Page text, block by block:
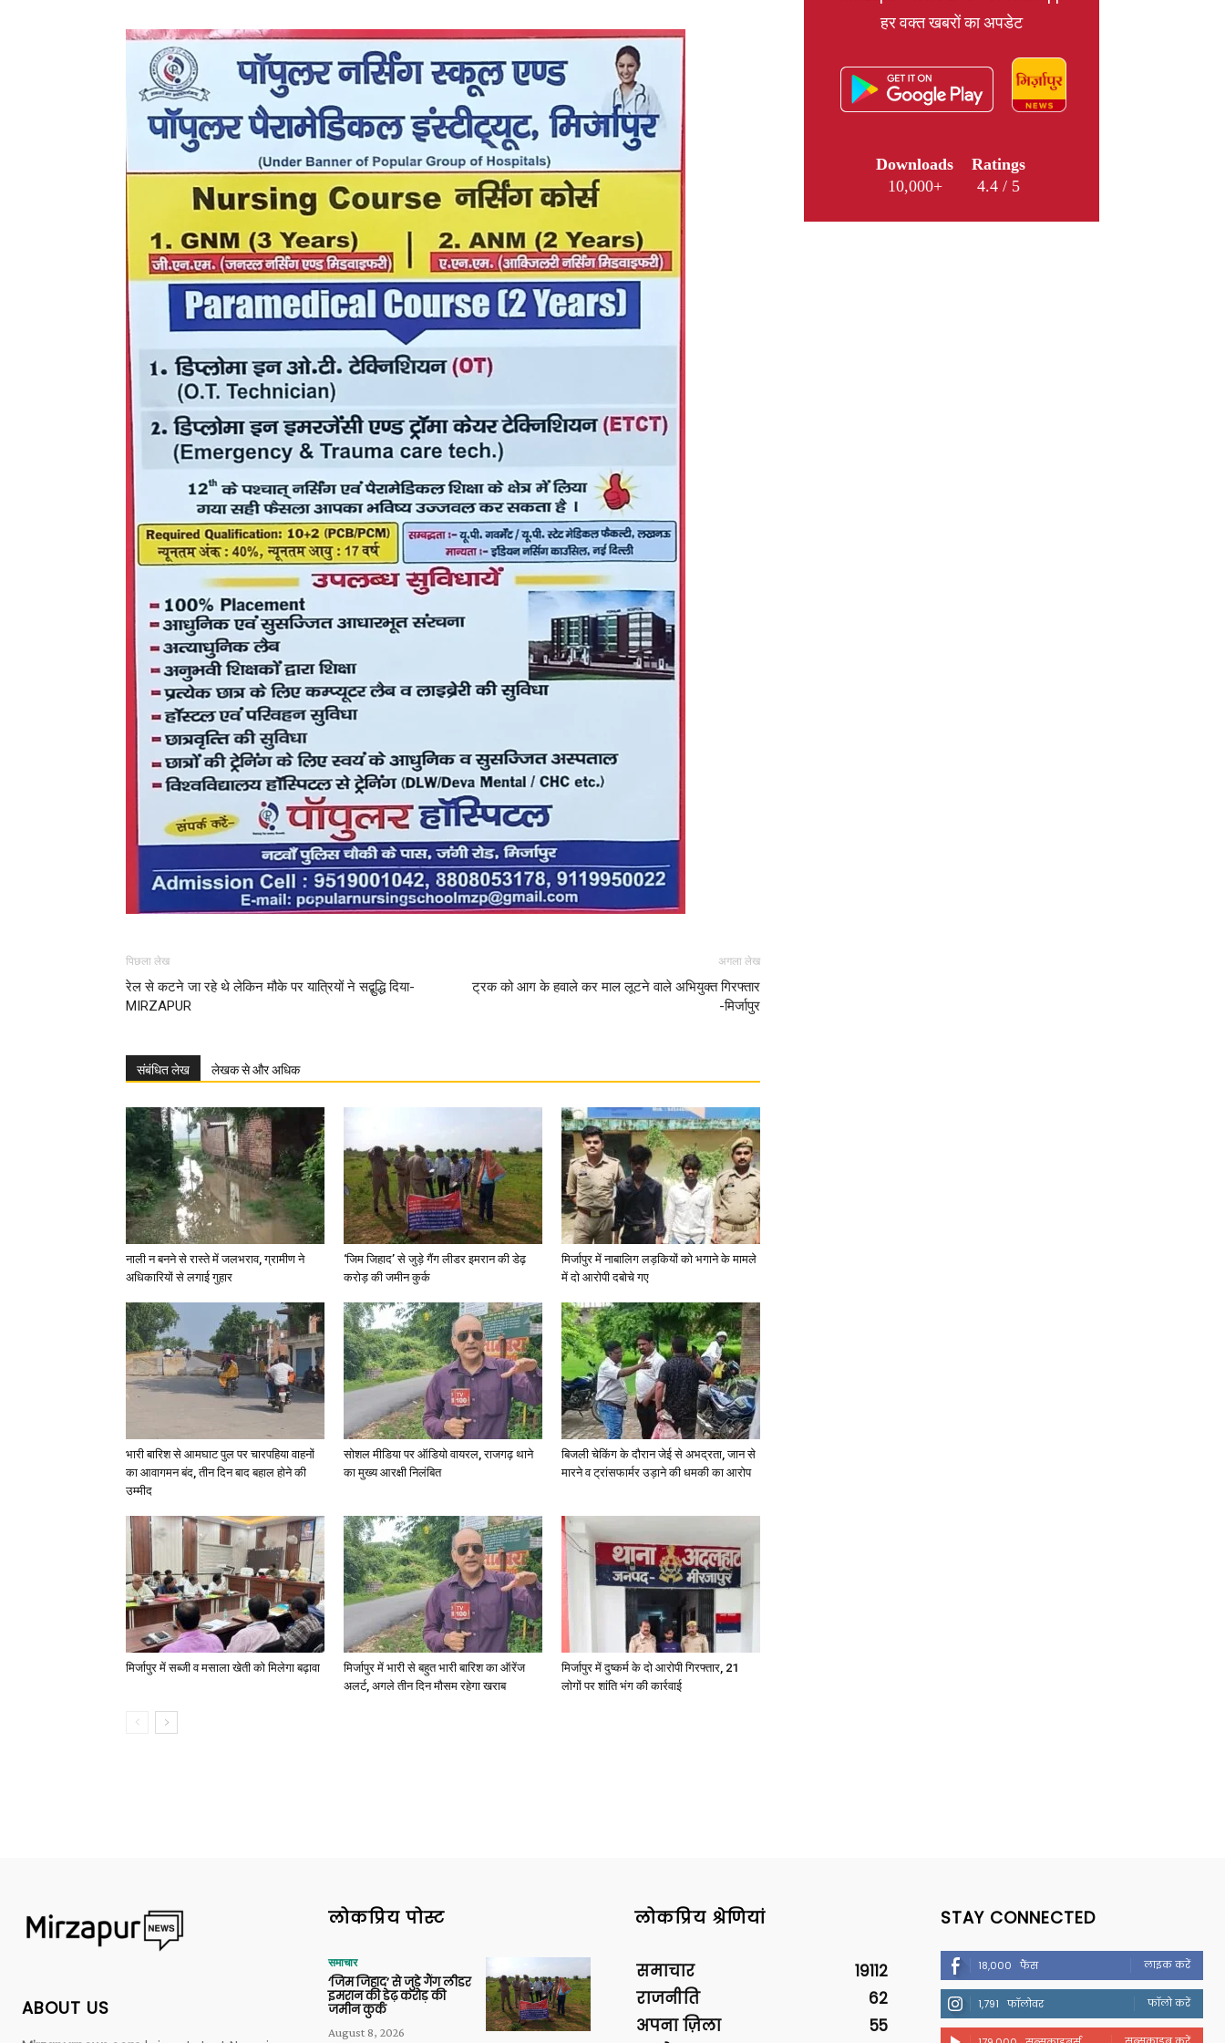
News,
पिछला लेख
रेल से कटने जा रहे थे लेकिन मौके पर यात्रियों ने सद्बुद्धि दिया-
MIRZAPUR
अगला लेख
ट्रक को आग के हवाले कर माल लूटने वाले अभियुक्त गिरफ्तार
-मिर्जापुर
संबंधित लेख लेखक से और अधिक
नाली न बनने से रास्ते में जलभराव, ग्रामीण ने
अधिकारियों से लगाई गुहार
‘जिम जिहाद’ से जुड़े गैंग लीडर इमरान की डेढ़
करोड़ की जमीन कुर्क
मिर्जापुर में नाबालिग लड़कियों को भगाने के मामले
में दो आरोपी दबोचे गए
भारी बारिश से आमघाट पुल पर चारपहिया वाहनों
का आवागमन बंद, तीन दिन बाद बहाल होने की
उम्मीद
सोशल मीडिया पर ऑडियो वायरल, राजगढ़ थाने
का मुख्य आरक्षी निलंबित
बिजली चेकिंग के दौरान जेई से अभद्रता, जान से
मारने व ट्रांसफार्मर उड़ाने की धमकी का आरोप
मिर्जापुर में सब्जी व मसाला खेती को मिलेगा बढ़ावा
मिर्जापुर में भारी से बहुत भारी बारिश का ऑरेंज
अलर्ट, अगले तीन दिन मौसम रहेगा खराब
मिर्जापुर में दुष्कर्म के दो आरोपी गिरफ्तार, 21
लोगों पर शांति भंग की कार्रवाई
हर वक्त खबरों का अपडेट
Downloads
10,000+
Ratings
4.4 / 5
ABOUT US
लोकप्रिय पोस्ट
समाचार
‘जिम जिहाद’ से जुड़े गैंग लीडर
इमरान की डेढ़ करोड़ की
जमीन कुर्क
August 8, 2026
लोकप्रिय श्रेणियां
समाचार
19112
राजनीति
62
अपना ज़िला
55
STAY CONNECTED
18,000 फैंस लाइक करें
1,791 फॉलोवर फॉलो करें